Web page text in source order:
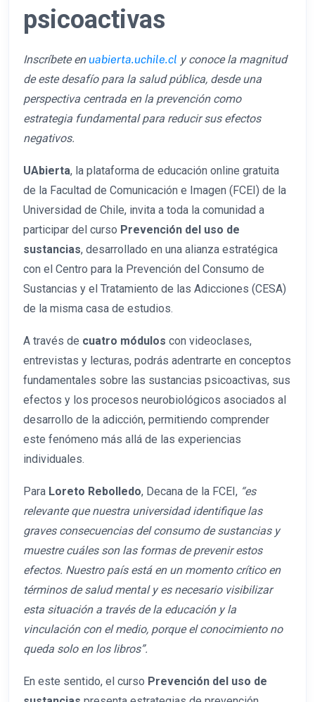
psicoactivas
Inscríbete enuabierta.uchile.cl y conoce la magnitud
de este desafío para la salud pública, desde una
perspectiva centrada en la prevención como
estrategia fundamental para reducir sus efectos
negativos.
UAbierta, la plataforma de educación online gratuita
de la Facultad de Comunicación e Imagen (FCEI) de la
Universidad de Chile, invita a toda la comunidad a
participar del curso Prevención del uso de
sustancias, desarrollado en una alianza estratégica
con el Centro para la Prevención del Consumo de
Sustancias y el Tratamiento de las Adicciones (CESA)
de la misma casa de estudios.
A través de cuatro módulos con videoclases,
entrevistas y lecturas, podrás adentrarte en conceptos
fundamentales sobre las sustancias psicoactivas, sus
efectos y los procesos neurobiológicos asociados al
desarrollo de la adicción, permitiendo comprender
este fenómeno más allá de las experiencias
individuales.
Para Loreto Rebolledo, Decana de la FCEI, “es
relevante que nuestra universidad identifique las
graves consecuencias del consumo de sustancias y
muestre cuáles son las formas de prevenir estos
efectos. Nuestro país está en un momento crítico en
términos de salud mental y es necesario visibilizar
esta situación a través de la educación y la
vinculación con el medio, porque el conocimiento no
queda solo en los libros”.
En este sentido, el curso Prevención del uso de